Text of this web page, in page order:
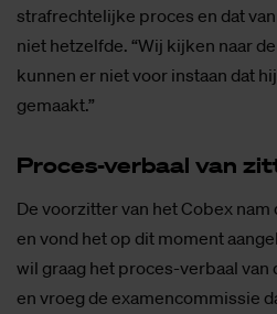
strafrechtelijke proces en dat
niet hetzelfde. “Wij kijken naar
kunnen er niet voor instaan dat
gemaakt.”
Pro­ces-ver­baal van
De voorzitter van het Cobex
en vond het op dit moment
wil graag het proces-verbaal
en vroeg de examencommissie